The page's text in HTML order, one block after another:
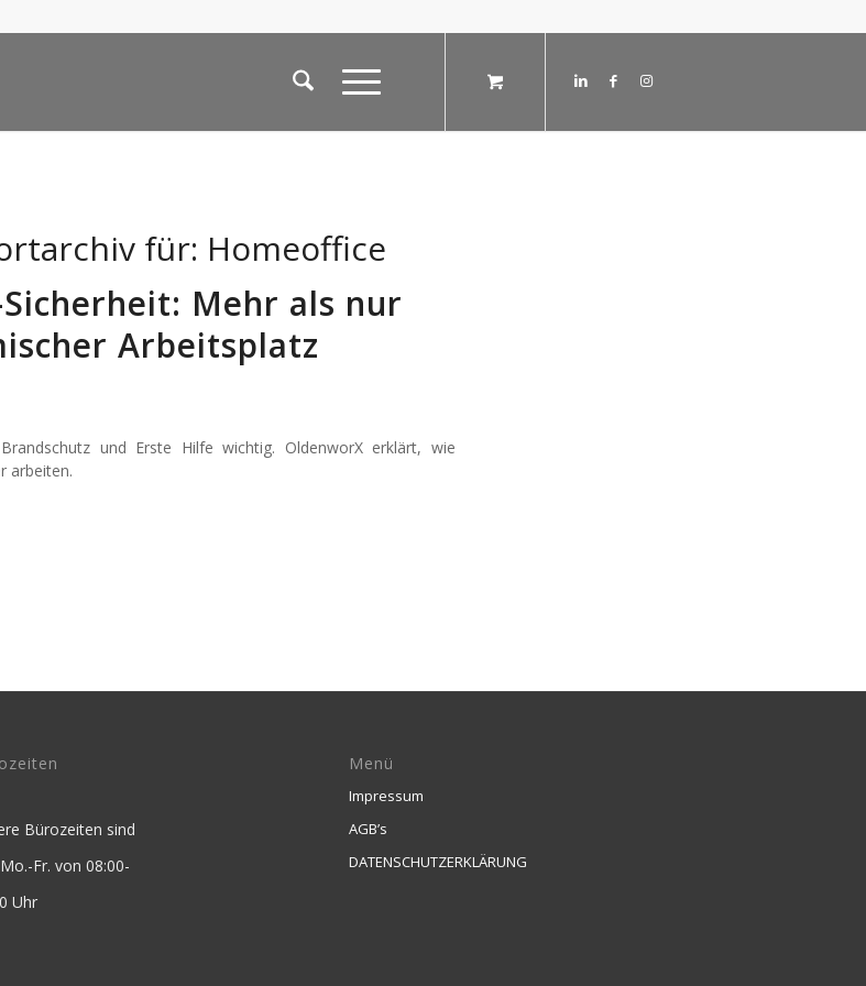
für: Homeoffice
Mehr als nur
Arbeitsplatz
und Erste Hilfe wichtig. OldenworX erklärt, wie
arbeiten.
Bürozeiten sind
Fr. von 08:00-
Uhr
Menü
Impressum
AGB’s
DATENSCHUTZERKLÄRUNG